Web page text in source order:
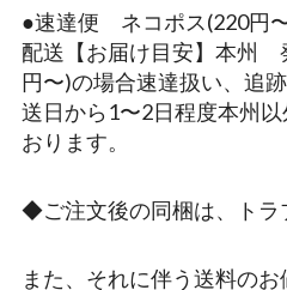
●速達便 ネコポス(220円
配送【お届け目安】本州
円〜)の場合速達扱い、追
送日から1〜2日程度本州
おります。
◆ご注文後の同梱は、トラ
また、それに伴う送料のお